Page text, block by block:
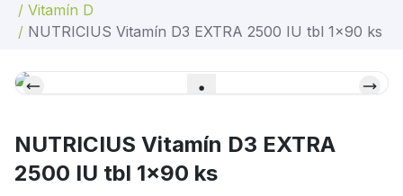
/ Vitamín D
/ NUTRICIUS Vitamín D3 EXTRA 2500 IU tbl 1x90 ks
NUTRICIUS Vitamín D3 EXTRA
2500 IU tbl 1x90 ks